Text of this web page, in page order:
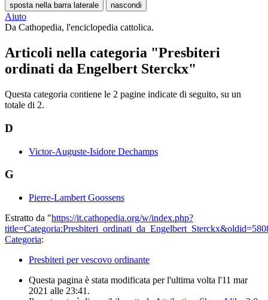
sposta nella barra laterale nascondi
Aiuto
Da Cathopedia, l'enciclopedia cattolica.
Articoli nella categoria "Presbiteri
ordinati da Engelbert Sterckx"
Questa categoria contiene le 2 pagine indicate di seguito, su un
totale di 2.
D
Victor-Auguste-Isidore Dechamps
G
Pierre-Lambert Goossens
Estratto da "https://it.cathopedia.org/w/index.php?
Categoria:
Presbiteri per vescovo ordinante
Questa pagina è stata modificata per l'ultima volta l'11 mar
2021 alle 23:41.